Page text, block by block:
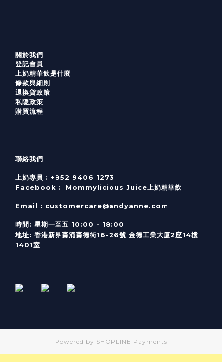
關於我們
登記會員
上奶精華飲是什麼
條款與細則
退換貨政策
私隱政策
購買流程
聯絡我們
上奶專員 : +852 9406 1273
Facebook :
Mommylicious Juice上奶精華飲
Email : customercare@andyanne.com
時間: 星期一至五 10:00 - 18:00
地址: 香港新界葵涌葵德街16-26號 金德工業大廈2座14樓
1401室
Powered by SHOPLINE Payments